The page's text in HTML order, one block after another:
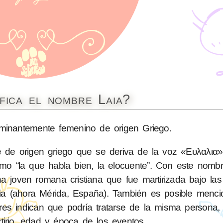
el nombre Laia?
femenino de origen Griego.
origen griego que se deriva de la voz
“la que habla bien, la elocuente”. Con este
joven romana cristiana que fue martirizada bajo
(ahora Mérida, España). También es posible
indican que podría tratarse de la misma